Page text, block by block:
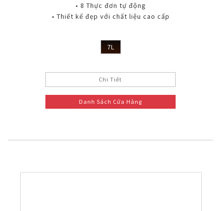
• 8 Thực đơn tự động
• Thiết kế đẹp với chất liệu cao cấp
7L
Chi Tiết
Danh Sách Cửa Hàng